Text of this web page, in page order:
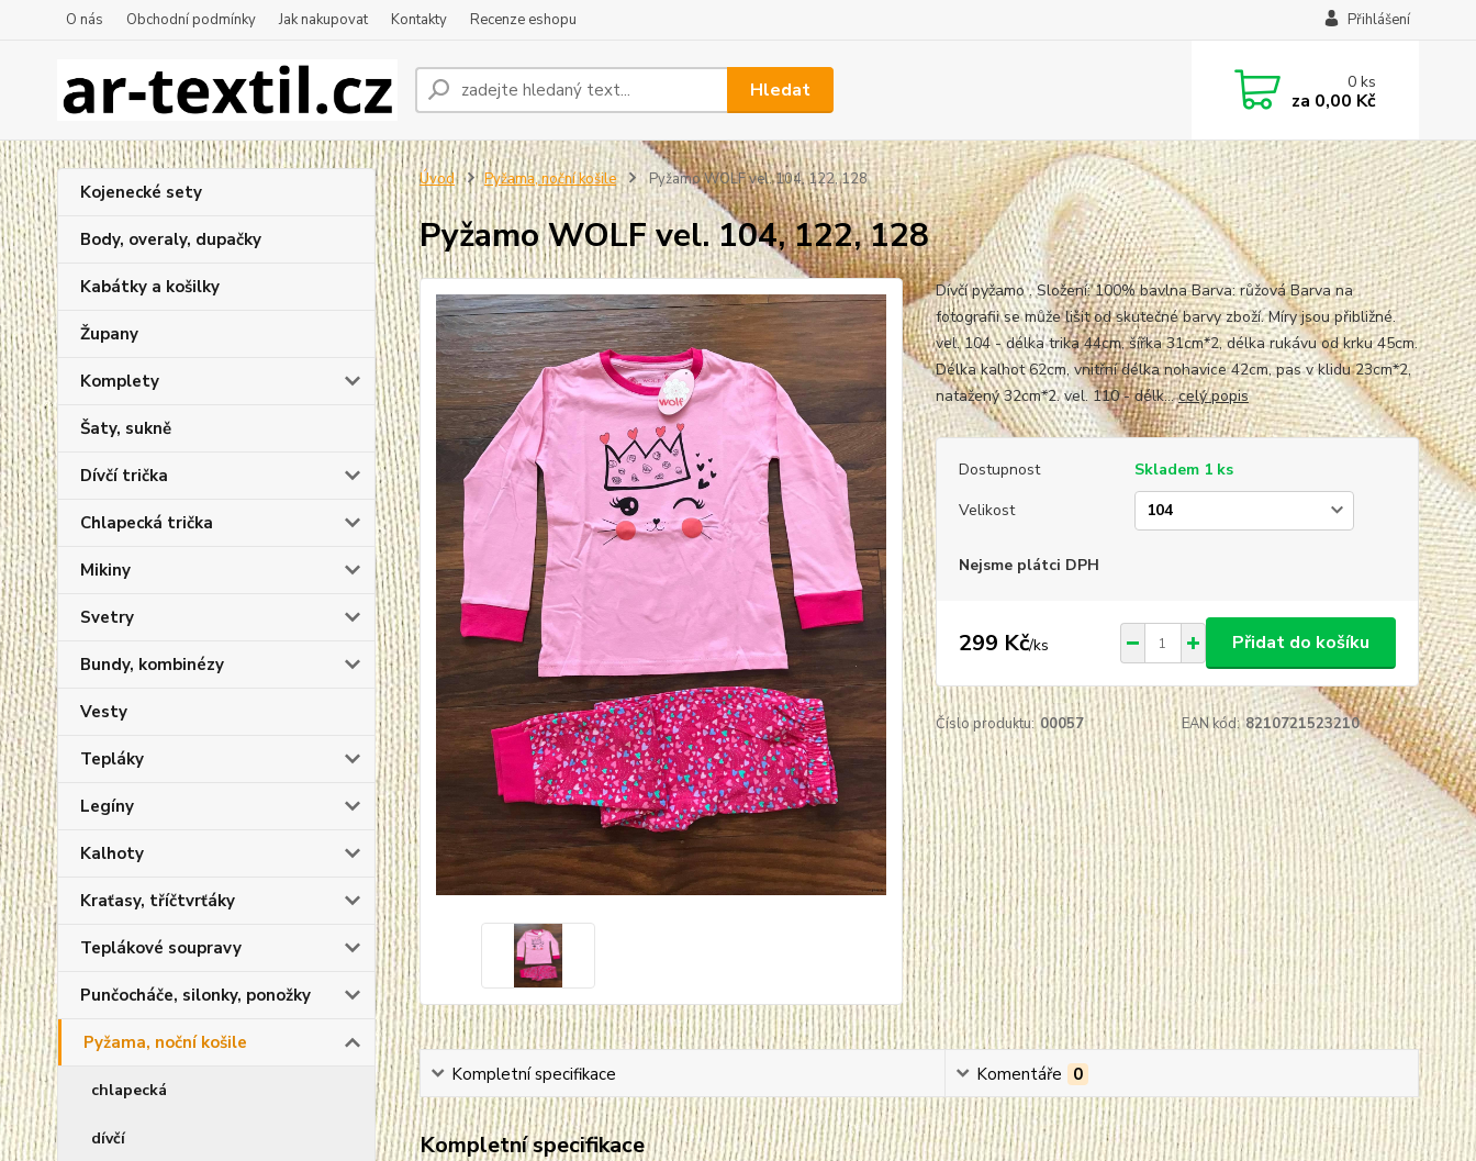
O nás Obchodní podmínky Jak nakupovat Kontakty Recenze eshopu Přihlášení
Hledat 0ks
za 0,00 Kč
Kojenecké sety
Body, overaly, dupačky
Kabátky a košilky
Župany
Komplety
Šaty, sukně
Dívčí trička
Chlapecká trička
Mikiny
Svetry
Bundy, kombinézy
Vesty
Tepláky
Legíny
Kalhoty
Kraťasy, tříčtvrťáky
Teplákové soupravy
Punčocháče, silonky, ponožky
Pyžama, noční košile
chlapecká
dívčí
Úvod Pyžama, noční košile Pyžamo WOLF vel. 104, 122, 128
Pyžamo WOLF vel. 104, 122, 128
Dívčí pyžamo . Složení: 100% bavlna Barva: růžová Barva na
fotografii se může lišit od skutečné barvy zboží. Míry jsou přibližné.
vel. 104 - délka trika 44cm, šířka 31cm*2, délka rukávu od krku 45cm.
Délka kalhot 62cm, vnitřní délka nohavice 42cm, pas v klidu 23cm*2,
natažený 32cm*2. vel. 110 - délk...celý popis
Dostupnost
Skladem 1 ks
Velikost
Nejsme plátci DPH
299 Kč/ks Přidat do košíku
Číslo produktu: 00057 EAN kód: 8210721523210
Kompletní specifikace Komentáře 0
Kompletní specifikace